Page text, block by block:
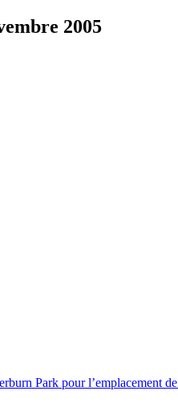
2005
Park pour l’emplacement